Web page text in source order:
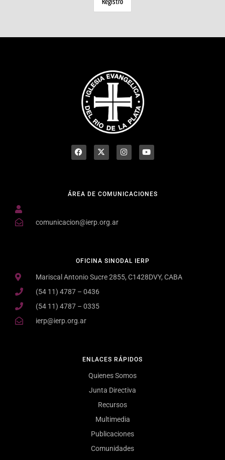
ENLACES RÁPIDOS
Quienes Somos
Junta Directiva
Recursos
Multimedia
Publicaciones
Comunidades
OFICINA SINODAL IERP
Mariscal Antonio Sucre 2855, C1428DVY, CABA
(54 11) 4787 – 0436
(54 11) 4787 – 0335
ierp@ierp.org.ar
ÁREA DE COMUNICACIONES
comunicacion@ierp.org.ar